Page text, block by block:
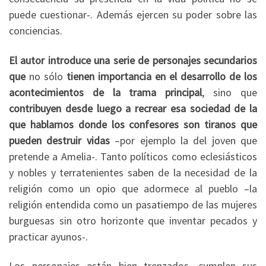
puede cuestionar-. Además ejercen su poder sobre las
conciencias.
El autor introduce una serie de personajes secundarios
queno sólo tienen importancia en el desarrollo de los
acontecimientos de la trama principal, sino que
contribuyen desde luego a recrear esa sociedad de la
que hablamos donde los confesores son tiranos que
pueden destruir vidas–por ejemplo la del joven que
pretende a Amelia-. Tanto políticos como eclesiásticos
y nobles y terratenientes saben de la necesidad de la
religión como un opio que adormece al pueblo –la
religión entendida como un pasatiempo de las mujeres
burguesas sin otro horizonte que inventar pecados y
practicar ayunos-.